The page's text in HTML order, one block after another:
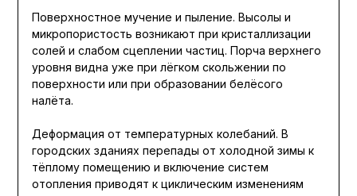
Поверхностное мучение и пыление. Высолы и
микропористость возникают при кристаллизации
солей и слабом сцеплении частиц. Порча верхнего
уровня видна уже при лёгком скольжении по
поверхности или при образовании белёсого
налёта.
Деформация от температурных колебаний. В
городских зданиях перепады от холодной зимы к
тёплому помещению и включение систем
отопления приводят к циклическим изменениям